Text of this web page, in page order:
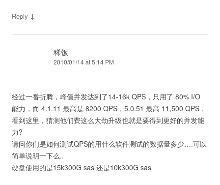
Reply ↓
稀饭
2010/01/14 at 5:14 PM
经过一番折腾，峰值并发达到了14-16k QPS，只用了 80% I/O
能力，而 4.1.11 最高是 8200 QPS，5.0.51 最高 11,500 QPS，
看到这里，猜测他们费这么大劲升级也就是要得到更好的并发能
力?
请问你们是如何测试QPS的用什么软件测试的数据量多少….可以
简单说明一下么..
硬盘使用的是15k300G sas 还是10k300G sas